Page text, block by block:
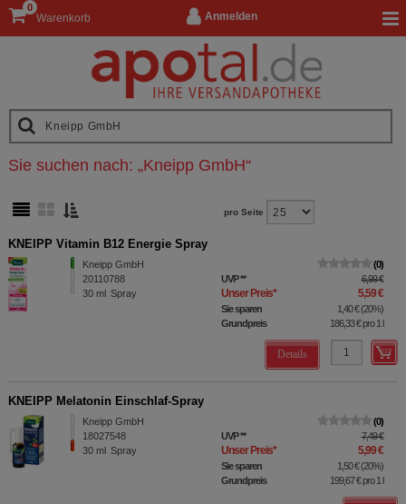
Anmelden
Warenkorb
0
Sie suchen nach: „Kneipp GmbH“
pro Seite
KNEIPP Vitamin B12 Energie Spray
Kneipp GmbH
20110788
30 ml Spray
0
UVP** 6,99 €
Unser Preis* 5,59 €
Sie sparen 1,40 €(20%)
Grundpreis
186,33 €pro 1 l
Details
KNEIPP Melatonin Einschlaf-Spray
Kneipp GmbH
18027548
30 ml Spray
0
UVP** 7,49 €
Unser Preis* 5,99 €
Sie sparen 1,50 €(20%)
Grundpreis
199,67 €pro 1 l